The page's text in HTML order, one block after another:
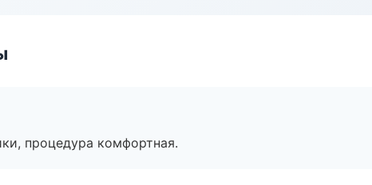
процедура комфортная.